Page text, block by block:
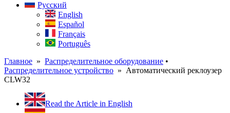
Русский
English
Español
Français
Português
Главное » Распределительное оборудование •
Распределительное устройство » Автоматический реклоузер
CLW32
Read the Article in English